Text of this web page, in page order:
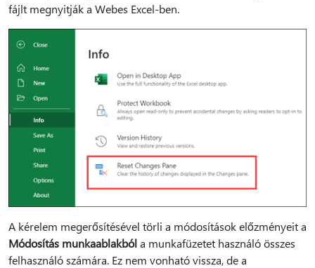
fájlt megnyitják a Webes Excel-ben.
A kérelem megerősítésével törli a módosítások előzményeit a
Módosítás munkaablakbóla munkafüzetet használó összes
felhasználó számára. Ez nem vonható vissza, de a